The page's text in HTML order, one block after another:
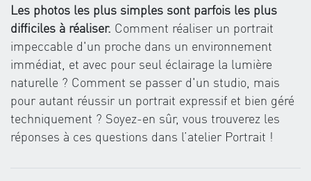
Les photos les plus simples sont parfois les plus
difficiles à réaliser. Comment réaliser un portrait
impeccable d'un proche dans un environnement
immédiat, et avec pour seul éclairage la lumière
naturelle ? Comment se passer d'un studio, mais
pour autant réussir un portrait expressif et bien géré
techniquement ? Soyez-en sûr, vous trouverez les
réponses à ces questions dans l’atelier Portrait !